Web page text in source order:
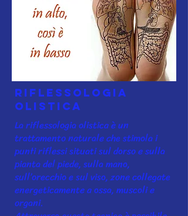
Riflessologia
olistica
La riflessologia olistica è un
trattamento naturale che stimola i
punti riflessi situati sul dorso e sulla
pianta del piede, sulla mano,
sull’orecchio e sul viso, zone collegate
energeticamente a ossa, muscoli e
organi.